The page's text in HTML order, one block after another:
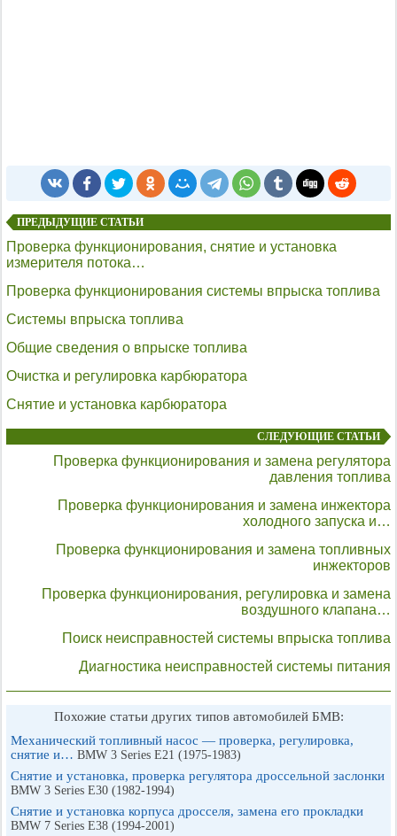
ПРЕДЫДУЩИЕ СТАТЬИ
Проверка функционирования, снятие и установка
измерителя потока…
Проверка функционирования системы впрыска топлива
Системы впрыска топлива
Общие сведения о впрыске топлива
Очистка и регулировка карбюратора
Снятие и установка карбюратора
СЛЕДУЮЩИЕ СТАТЬИ
Проверка функционирования и замена регулятора
давления топлива
Проверка функционирования и замена инжектора
холодного запуска и…
Проверка функционирования и замена топливных
инжекторов
Проверка функционирования, регулировка и замена
воздушного клапана…
Поиск неисправностей системы впрыска топлива
Диагностика неисправностей системы питания
Похожие статьи других типов автомобилей БМВ:
Механический топливный насос — проверка, регулировка,
снятие и… BMW 3 Series E21 (1975-1983)
Снятие и установка, проверка регулятора дроссельной заслонки
BMW 3 Series E30 (1982-1994)
Снятие и установка корпуса дросселя, замена его прокладки
BMW 7 Series E38 (1994-2001)